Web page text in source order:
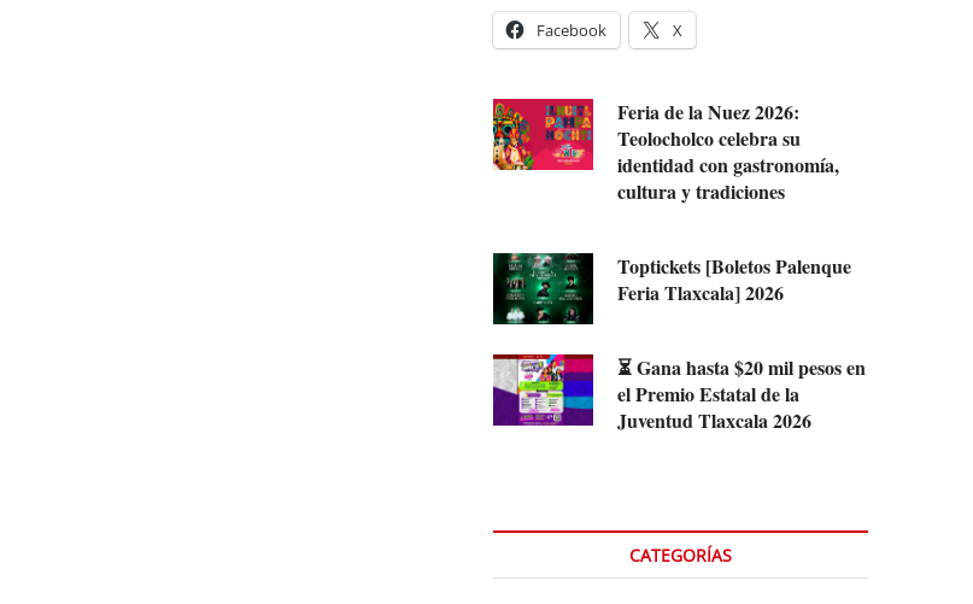
Facebook X
Feria de la Nuez 2026:
Teolocholco celebra su
identidad con gastronomía,
cultura y tradiciones
Toptickets [Boletos Palenque
Feria Tlaxcala] 2026
⏳ Gana hasta $20 mil pesos en
el Premio Estatal de la
Juventud Tlaxcala 2026
CATEGORÍAS